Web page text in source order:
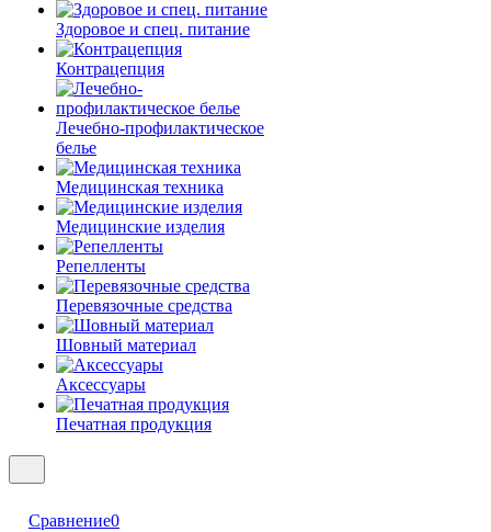
Здоровое и спец. питание
Контрацепция
Лечебно-профилактическое
белье
Медицинская техника
Медицинские изделия
Репелленты
Перевязочные средства
Шовный материал
Аксессуары
Печатная продукция
Сравнение0